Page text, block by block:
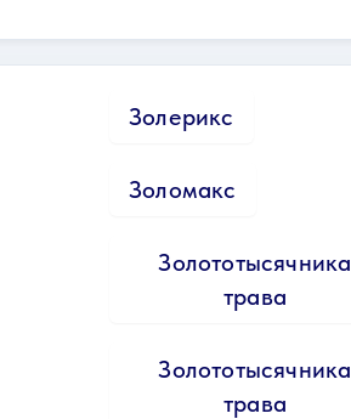
Золерикс
Золомакс
Золототысячника
трава
Золототысячника
трава